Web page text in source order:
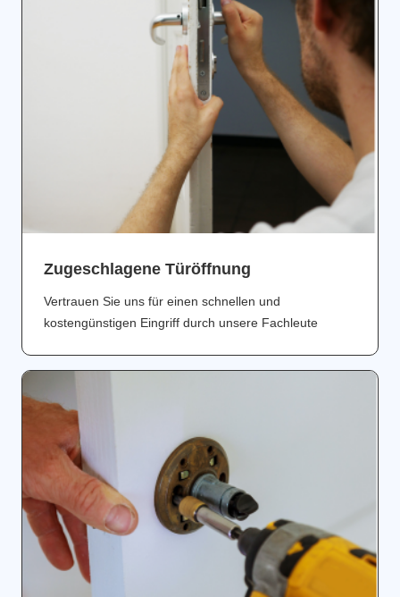
Zugeschlagene Türöffnung
Vertrauen Sie uns für einen schnellen und
kostengünstigen Eingriff durch unsere Fachleute